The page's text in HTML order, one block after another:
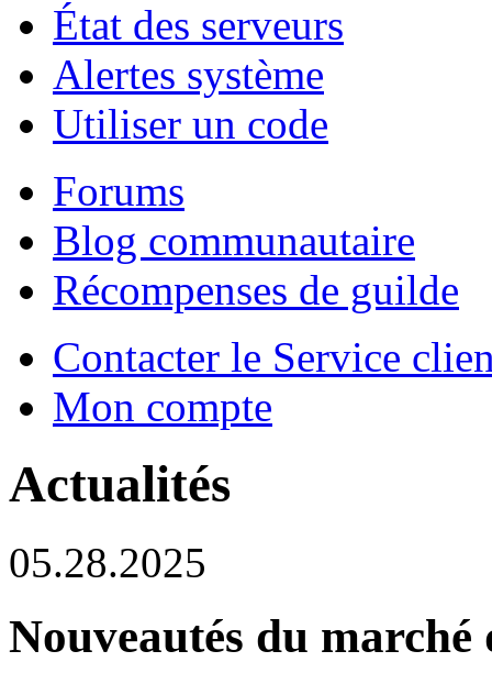
État des serveurs
Alertes système
Utiliser un code
Forums
Blog communautaire
Récompenses de guilde
Contacter le Service
Mon compte
Actualités
05.28.2025
Nouveautés du